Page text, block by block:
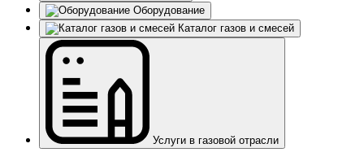
Оборудование
Каталог газов и смесей
Услуги в газовой отрасли